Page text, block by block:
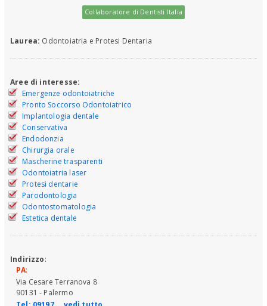
Collaboratore di Dentisti Italia
Laurea: Odontoiatria e Protesi Dentaria
Aree di interesse:
Emergenze odontoiatriche
Pronto Soccorso Odontoiatrico
Implantologia dentale
Conservativa
Endodonzia
Chirurgia orale
Mascherine trasparenti
Odontoiatria laser
Protesi dentarie
Parodontologia
Odontostomatologia
Estetica dentale
Indirizzo:
PA:
Via Cesare Terranova 8
90131 - Palermo